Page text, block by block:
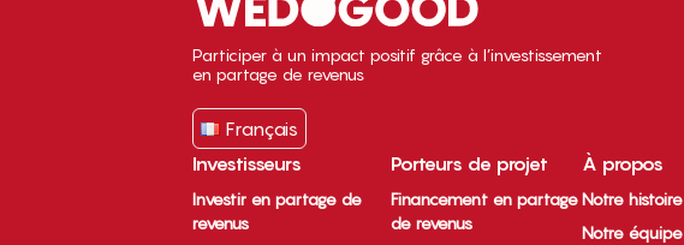
Participer à un impact positif grâce à l’investissement
en partage de revenus
Français
Investisseurs
Investir en partage de
revenus
Porteurs de projet
Financement en partage
de revenus
À propos
Notre histoire
Notre équipe